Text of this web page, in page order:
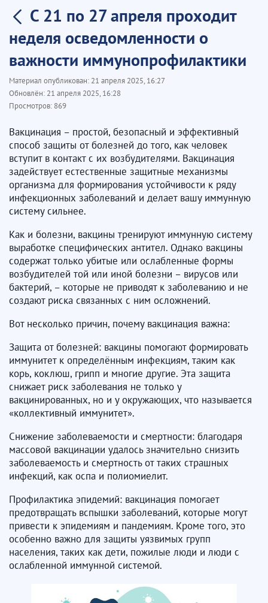
С 21 по 27 апреля проходит
неделя осведомленности о
важности иммунопрофилактики
Материал опубликован: 21 апреля 2025, 16:27
Обновлён: 21 апреля 2025, 16:28
Просмотров: 869
Вакцинация – простой, безопасный и эффективный
способ защиты от болезней до того, как человек
вступит в контакт с их возбудителями. Вакцинация
задействует естественные защитные механизмы
организма для формирования устойчивости к ряду
инфекционных заболеваний и делает вашу иммунную
систему сильнее.
Как и болезни, вакцины тренируют иммунную систему
выработке специфических антител. Однако вакцины
содержат только убитые или ослабленные формы
возбудителей той или иной болезни – вирусов или
бактерий, – которые не приводят к заболеванию и не
создают риска связанных с ним осложнений.
Вот несколько причин, почему вакцинация важна:
Защита от болезней: вакцины помогают формировать
иммунитет к определённым инфекциям, таким как
корь, коклюш, грипп и многие другие. Эта защита
снижает риск заболевания не только у
вакцинированных, но и у окружающих, что называется
«коллективный иммунитет».
Снижение заболеваемости и смертности: благодаря
массовой вакцинации удалось значительно снизить
заболеваемость и смертность от таких страшных
инфекций, как оспа и полиомиелит.
Профилактика эпидемий: вакцинация помогает
предотвращать вспышки заболеваний, которые могут
привести к эпидемиям и пандемиям. Кроме того, это
особенно важно для защиты уязвимых групп
населения, таких как дети, пожилые люди и люди с
ослабленной иммунной системой.